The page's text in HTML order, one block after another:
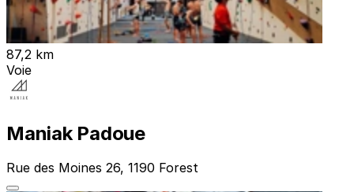
87,2 km
Voie
Maniak Padoue
Rue des Moines 26, 1190 Forest